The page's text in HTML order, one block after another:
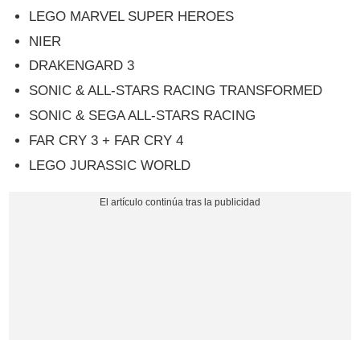
LEGO MARVEL SUPER HEROES
NIER
DRAKENGARD 3
SONIC & ALL-STARS RACING TRANSFORMED
SONIC & SEGA ALL-STARS RACING
FAR CRY 3 + FAR CRY 4
LEGO JURASSIC WORLD